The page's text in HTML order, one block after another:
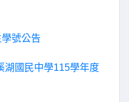
號公告
湖國民中學115學年度